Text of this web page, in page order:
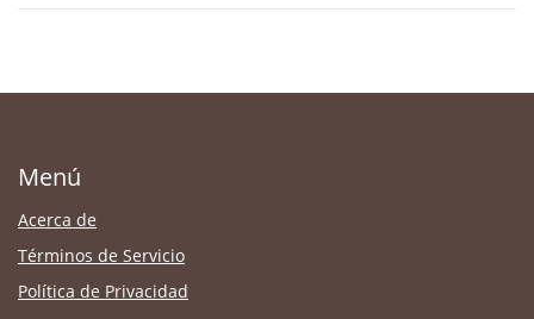
Menú
Acerca de
Términos de Servicio
Política de Privacidad